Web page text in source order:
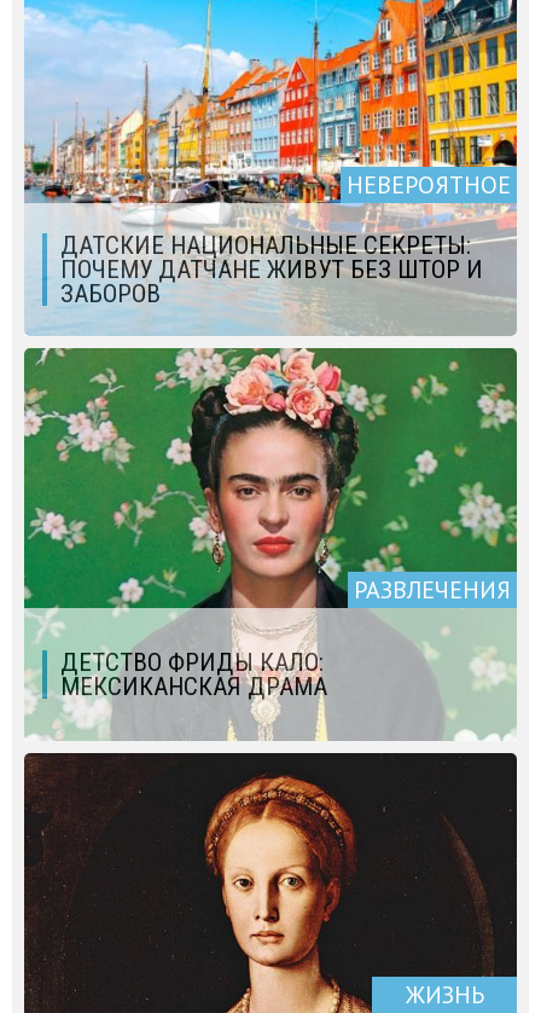
НЕВЕРОЯТНОЕ
ДАТСКИЕ НАЦИОНАЛЬНЫЕ СЕКРЕТЫ:
ПОЧЕМУ ДАТЧАНЕ ЖИВУТ БЕЗ ШТОР И
ЗАБОРОВ
РАЗВЛЕЧЕНИЯ
ДЕТСТВО ФРИДЫ КАЛО:
МЕКСИКАНСКАЯ ДРАМА
ЖИЗНЬ